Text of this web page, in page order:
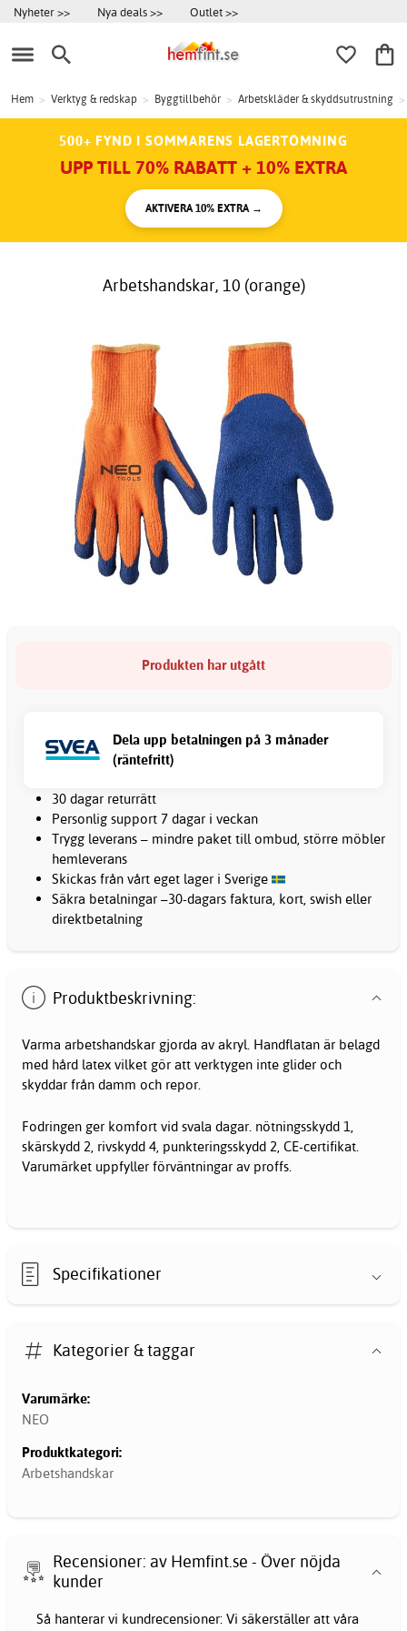
Nyheter >> Nya deals >> Outlet >>
Hem > Verktyg & redskap > Byggtillbehör > Arbetskläder & skyddsutrustning >
500+ FYND I SOMMARENS LAGERTÖMNING
UPP TILL 70% RABATT + 10% EXTRA
AKTIVERA 10% EXTRA →
Arbetshandskar, 10 (orange)
Produkten har utgått
Dela upp betalningen på 3 månader
(räntefritt)
30 dagar returrätt
Personlig support 7 dagar i veckan
Trygg leverans – mindre paket till ombud, större möbler
hemleverans
Skickas från vårt eget lager i Sverige
Säkra betalningar –30-dagars faktura, kort, swish eller
direktbetalning
Produktbeskrivning:
Varma arbetshandskar gjorda av akryl. Handflatan är belagd
med hård latex vilket gör att verktygen inte glider och
skyddar från damm och repor.
Fodringen ger komfort vid svala dagar. nötningsskydd 1,
skärskydd 2, rivskydd 4, punkteringsskydd 2, CE-certifikat.
Varumärket uppfyller förväntningar av proffs.
Specifikationer
Kategorier & taggar
Varumärke:
NEO
Produktkategori:
Arbetshandskar
Recensioner: av Hemfint.se - Över nöjda
kunder
Så hanterar vi kundrecensioner: Vi säkerställer att våra